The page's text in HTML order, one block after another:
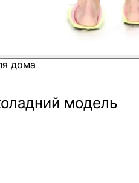
дома
модель